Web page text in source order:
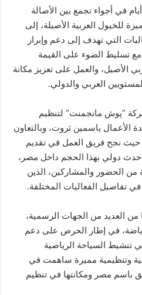
في أجواء تجمع بين الأصالة
للخيول العربية الأصيلة، إلى
التي تهدف إلى دعم وإبراز
مع تسليط الضوء على القيمة
الأصيل، والعمل على تعزيز مكانة
العربي والدولي.
“پوش مانجمنت” لتنظيم
الأعمال ياسمين ثروت، وبالتعاون
حيث نجح فريق العمل في تقديم
حدث دولي بهذا الحجم داخل مصر،
الحضور والمشاركين، الذين
تفاصيل الفعاليات المختلفة.
من العديد من الجهات الرسمية،
في إطار الحرص على دعم
تنشيط السياحة الرياضية
وتنظيمية مميزة ساهمت في
باسم مصر ومكانتها في تنظيم